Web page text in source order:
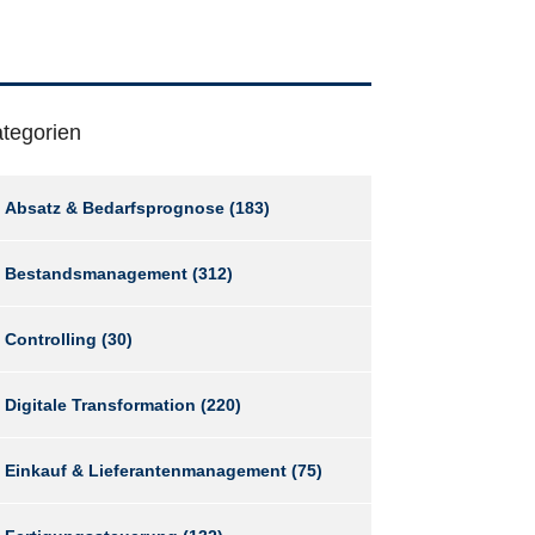
Absatz & Bedarfsprognose(183)
Bestandsmanagement(312)
Controlling (30)
Digitale Transformation (220)
Einkauf & Lieferantenmanagement(75)